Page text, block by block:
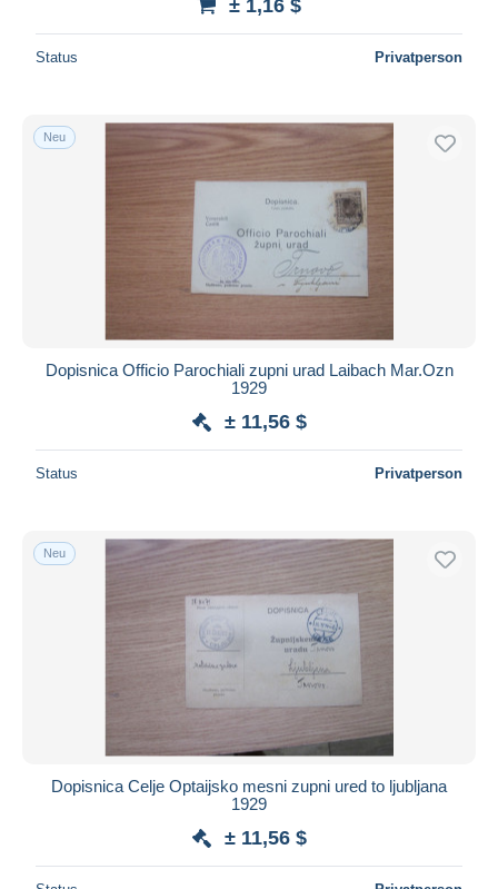
± 1,16 $
Status Privatperson
Neu
Dopisnica Officio Parochiali zupni urad Laibach Mar.Ozn
1929
± 11,56 $
Status Privatperson
Neu
Dopisnica Celje Optaijsko mesni zupni ured to ljubljana
1929
± 11,56 $